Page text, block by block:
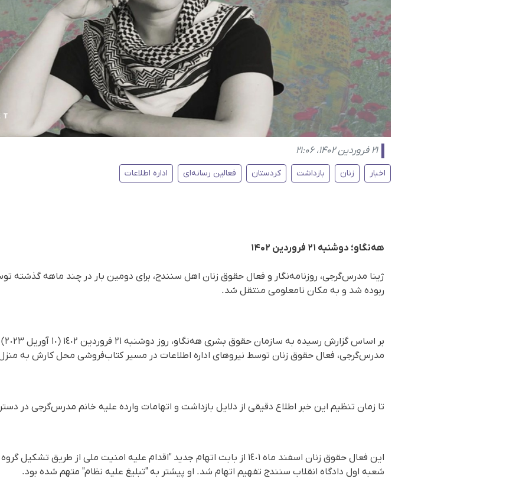
۲۱ فروردین ۱۴۰۲، ۲۱:۰۶
اخبار زنان بازداشت کردستان فعالین رسانەای اداره اطلاعات
هه‌نگاو؛ دوشنبه ۲۱ فروردین ۱۴۰۲
ژینا مدرس‌گرجی، روزنامه‌نگار و فعال حقوق زنان اهل سنندج، برای دومین بار در چند ماهه گذشته
ربوده شد و به مکان نامعلومی منتقل شد.
مدرس‌گرجی، فعال حقوق زنان توسط نیروهای اداره اطلاعات در مسیر کتاب‌فروشی محل کارش به
تا زمان تنظیم این خبر اطلاع دقیقی از دلایل بازداشت و اتهامات وارده علیه خانم مدرس‌گرجی در
این فعال حقوق زنان اسفند ماه ١٤٠١ از بابت اتهام جدید "اقدام علیه امنیت ملی از
شعبه اول دادگاه انقلاب سنندج تفهیم اتهام شد. او پیشتر به "تبلیغ علیه نظام" متهم شده بود.